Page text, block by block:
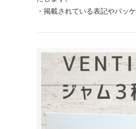
・掲載されている表記やパッ